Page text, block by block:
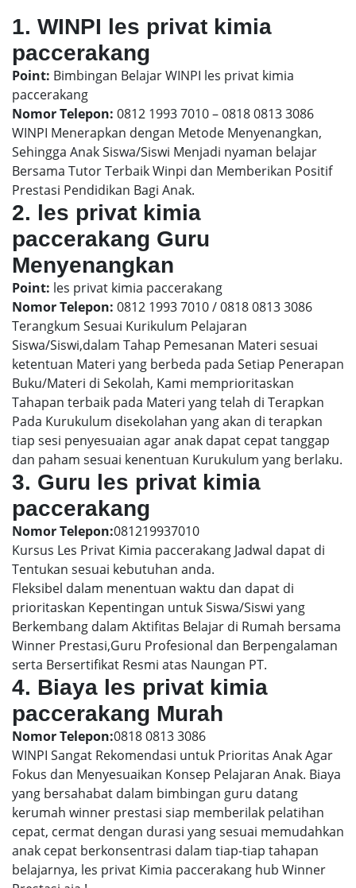
1. WINPI les privat kimia
paccerakang
Point: Bimbingan Belajar WINPI les privat kimia
paccerakang
Nomor Telepon: 0812 1993 7010 – 0818 0813 3086
WINPI Menerapkan dengan Metode Menyenangkan,
Sehingga Anak Siswa/Siswi Menjadi nyaman belajar
Bersama Tutor Terbaik Winpi dan Memberikan Positif
Prestasi Pendidikan Bagi Anak.
2. les privat kimia
paccerakang Guru
Menyenangkan
Point: les privat kimia paccerakang
Nomor Telepon: 0812 1993 7010 / 0818 0813 3086
Terangkum Sesuai Kurikulum Pelajaran
Siswa/Siswi,dalam Tahap Pemesanan Materi sesuai
ketentuan Materi yang berbeda pada Setiap Penerapan
Buku/Materi di Sekolah, Kami memprioritaskan
Tahapan terbaik pada Materi yang telah di Terapkan
Pada Kurukulum disekolahan yang akan di terapkan
tiap sesi penyesuaian agar anak dapat cepat tanggap
dan paham sesuai kenentuan Kurukulum yang berlaku.
3. Guru les privat kimia
paccerakang
Nomor Telepon:081219937010
Kursus Les Privat Kimia paccerakang Jadwal dapat di
Tentukan sesuai kebutuhan anda.
Fleksibel dalam menentuan waktu dan dapat di
prioritaskan Kepentingan untuk Siswa/Siswi yang
Berkembang dalam Aktifitas Belajar di Rumah bersama
Winner Prestasi,Guru Profesional dan Berpengalaman
serta Bersertifikat Resmi atas Naungan PT.
4. Biaya les privat kimia
paccerakang Murah
Nomor Telepon:0818 0813 3086
WINPI Sangat Rekomendasi untuk Prioritas Anak Agar
Fokus dan Menyesuaikan Konsep Pelajaran Anak. Biaya
yang bersahabat dalam bimbingan guru datang
kerumah winner prestasi siap memberilak pelatihan
cepat, cermat dengan durasi yang sesuai memudahkan
anak cepat berkonsentrasi dalam tiap-tiap tahapan
belajarnya, les privat Kimia paccerakang hub Winner